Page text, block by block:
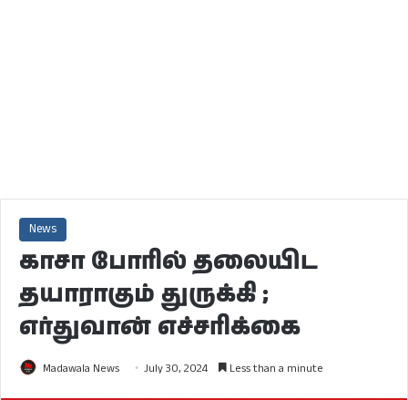
News
காசா போரில் தலையிட
தயாராகும் துருக்கி ;
எர்துவான் எச்சரிக்கை
Madawala News July 30, 2024 Less than a minute